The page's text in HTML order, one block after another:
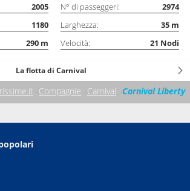
2005 N° di passeggeri:
2974
1180 Larghezza: 35 m
290 m Velocità: 21 Nodi
La flotta di Carnival
Compagnie Carnival Carnival Liberty